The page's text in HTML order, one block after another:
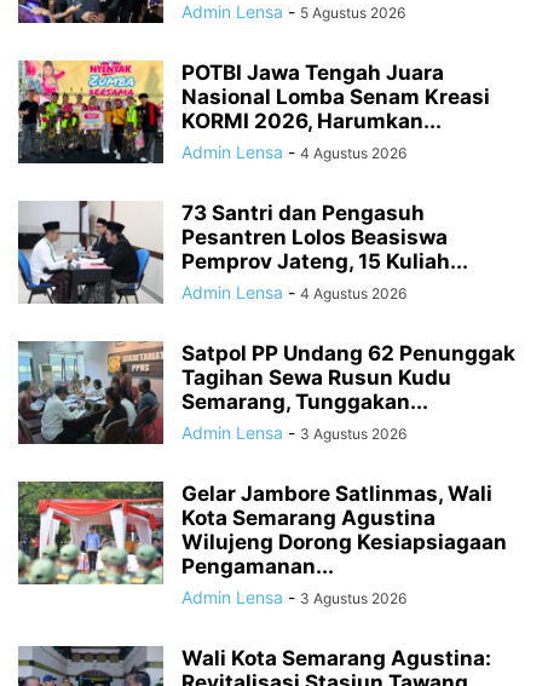
Admin Lensa - 5 Agustus 2026
POTBI Jawa Tengah Juara
Nasional Lomba Senam Kreasi
KORMI 2026, Harumkan...
Admin Lensa - 4 Agustus 2026
73 Santri dan Pengasuh
Pesantren Lolos Beasiswa
Pemprov Jateng, 15 Kuliah...
Admin Lensa - 4 Agustus 2026
Satpol PP Undang 62 Penunggak
Tagihan Sewa Rusun Kudu
Semarang, Tunggakan...
Admin Lensa - 3 Agustus 2026
Gelar Jambore Satlinmas, Wali
Kota Semarang Agustina
Wilujeng Dorong Kesiapsiagaan
Pengamanan...
Admin Lensa - 3 Agustus 2026
Wali Kota Semarang Agustina: